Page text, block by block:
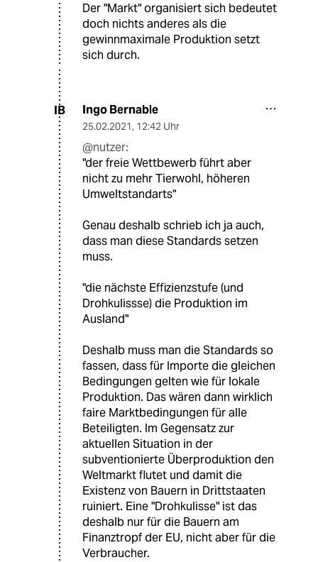
Der "Markt" organisiert sich bedeutet
doch nichts anderes als die
gewinnmaximale Produktion setzt
sich durch.
IB Ingo Bernable
25.02.2021, 12:42 Uhr
@nutzer:
"der freie Wettbewerb führt aber
nicht zu mehr Tierwohl, höheren
Umweltstandarts"
Genau deshalb schrieb ich ja auch,
dass man diese Standards setzen
muss.
"die nächste Effizienzstufe (und
Drohkulissse) die Produktion im
Ausland"
Deshalb muss man die Standards so
fassen, dass für Importe die gleichen
Bedingungen gelten wie für lokale
Produktion. Das wären dann wirklich
faire Marktbedingungen für alle
Beteiligten. Im Gegensatz zur
aktuellen Situation in der
subventionierte Überproduktion den
Weltmarkt flutet und damit die
Existenz von Bauern in Drittstaaten
ruiniert. Eine "Drohkulisse" ist das
deshalb nur für die Bauern am
Finanztropf der EU, nicht aber für die
Verbraucher.